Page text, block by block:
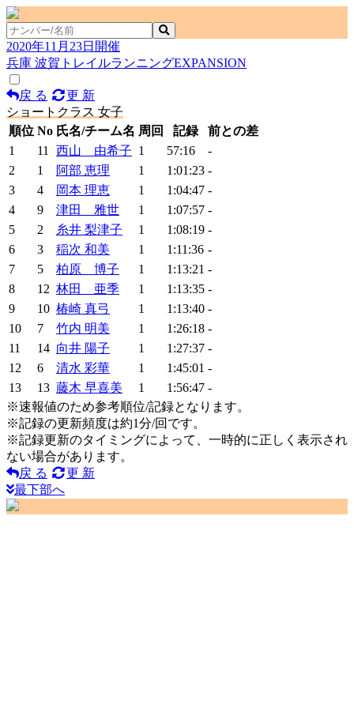
2020年11月23日開催
兵庫 波賀トレイルランニングEXPANSION
戻 る
更 新
ショートクラス 女子
順位 No 氏名/チーム名 周回 記録
前との差
1
11 西山 由希子 1 57:16
-
2
1 阿部 恵理 1 1:01:23 -
3
4 岡本 理恵 1 1:04:47 -
4
9 津田 雅世 1 1:07:57 -
5
2 糸井 梨津子 1 1:08:19 -
6
3 稲次 和美 1 1:11:36 -
7
5 柏原 博子 1 1:13:21 -
8
12 林田 亜季 1 1:13:35 -
9
10 椿崎 真弓 1 1:13:40 -
10
7 竹内 明美 1 1:26:18 -
11
14 向井 陽子 1 1:27:37 -
12
6 清水 彩華 1 1:45:01 -
13
13 藤木 早喜美 1 1:56:47 -
※速報値のため参考順位/記録となります。
※記録の更新頻度は約1分/回です。
※記録更新のタイミングによって、一時的に正しく表示され
ない場合があります。
戻 る
更 新
最下部へ